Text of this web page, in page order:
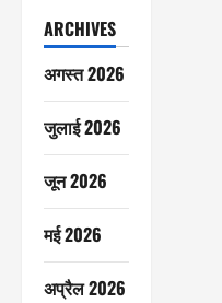
ARCHIVES
अगस्त 2026
जुलाई 2026
जून 2026
मई 2026
अप्रैल 2026